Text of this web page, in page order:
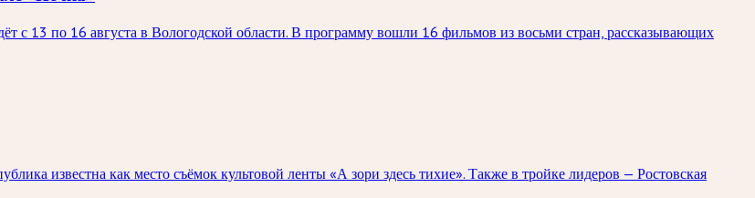
с 13 по 16 августа в Вологодской области. В программу вошли 16 фильмов из восьми стран, рассказывающих
известна как место съёмок культовой ленты «А зори здесь тихие». Также в тройке лидеров — Ростовская